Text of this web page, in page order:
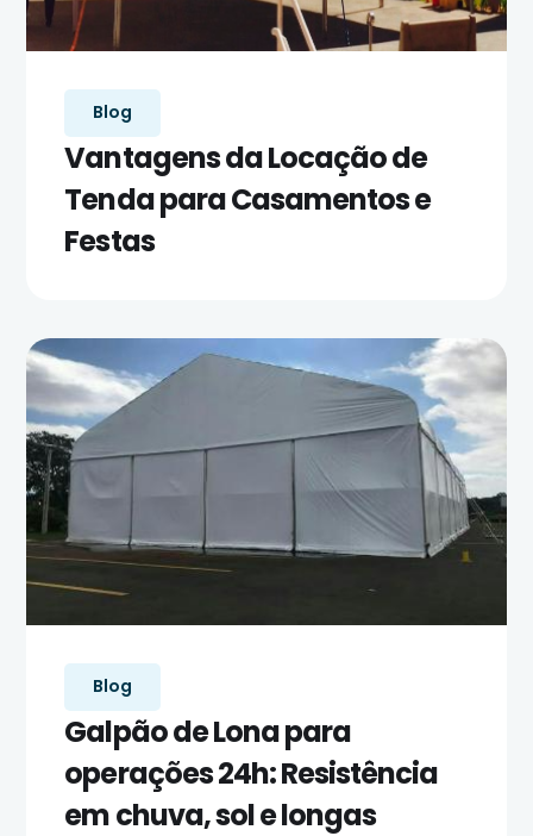
Blog
Vantagens da Locação de
Tenda para Casamentos e
Festas
Blog
Galpão de Lona para
operações 24h: Resistência
em chuva, sol e longas